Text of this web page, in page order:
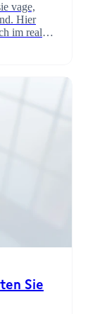
vage,
Hier
im realen
Sie